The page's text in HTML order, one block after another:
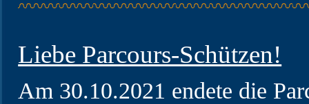
Liebe Parcours-Schützen!
Am 30.10.2021 endete die